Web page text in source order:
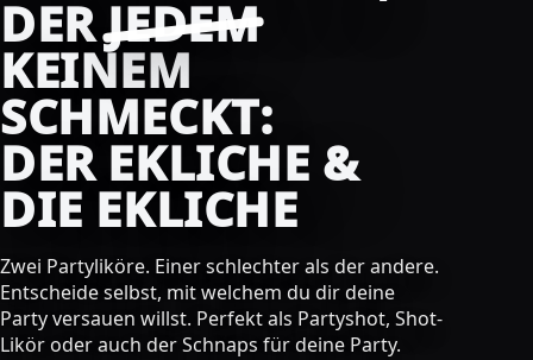
DERJEDEM
KEINEM
SCHMECKT:
DER EKLICHE &
DIE EKLICHE
Zwei Partyliköre. Einer schlechter als der andere.
Entscheide selbst, mit welchem du dir deine
Party versauen willst. Perfekt als Partyshot, Shot-
Likör oder auch der Schnaps für deine Party.